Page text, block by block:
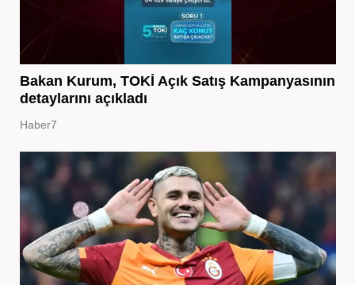
Bakan Kurum, TOKİ Açık Satış Kampanyasının
detaylarını açıkladı
Haber7